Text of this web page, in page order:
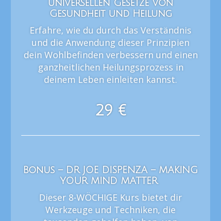
universellen Gesetze von
Gesundheit und Heilung
Erfahre, wie du durch das Verständnis
und die Anwendung dieser Prinzipien
dein Wohlbefinden verbessern und einen
ganzheitlichen Heilungsprozess in
deinem Leben einleiten kannst.
29 €
Bonus – DR JOE DISPENZA – MAKING
YOUR MIND MATTER
Dieser 8-WÖCHIGE Kurs bietet dir
Werkzeuge und Techniken, die